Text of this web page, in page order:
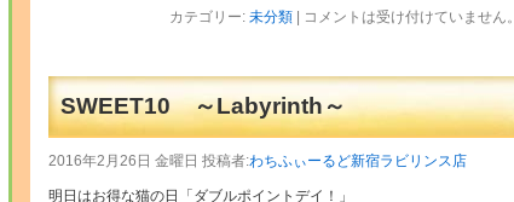
カテゴリー: 未分類| コメントは受け付けていません。
SWEET10 ～Labyrinth～
2016年2月26日 金曜日 投稿者:わちふぃーるど新宿ラビリンス店
明日はお得な猫の日「ダブルポイントデイ！」